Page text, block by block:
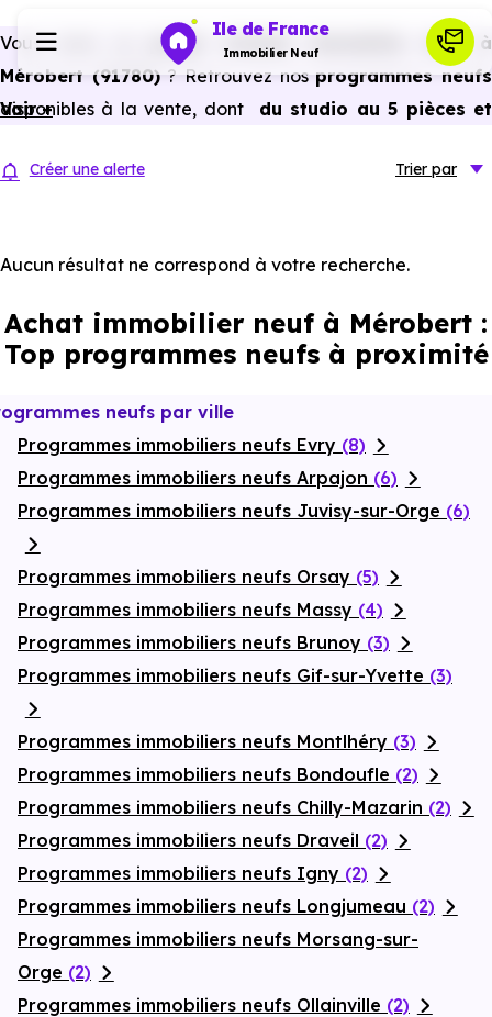
Ile de France
Immobilier Neuf
Investir
Actualités
Ressources
Financer
Vous avez un
projet d’achat immobilier neuf à
Mérobert (91780)? Retrouvez nos programmes neufs
disponibles à la vente, dont
du studio au 5 pièces et
avantages du neuf :PTZ, TVA réduitedans certains cas,
énergétiques, garanties constructeur, etc.
Voir +
Créer une alerte Trier par
Aucun résultat ne correspond à votre recherche.
Achat immobilier neuf à Mérobert :
Top programmes neufs à proximité
neufs par ville
Programmes immobiliers neufs Evry (8)
Programmes immobiliers neufs Arpajon (6)
Programmes immobiliers neufs Juvisy-sur-Orge (6)
Programmes immobiliers neufs Orsay (5)
Programmes immobiliers neufs Massy (4)
Programmes immobiliers neufs Brunoy (3)
Programmes immobiliers neufs Gif-sur-Yvette (3)
Programmes immobiliers neufs Montlhéry (3)
Programmes immobiliers neufs Bondoufle (2)
Programmes immobiliers neufs Chilly-Mazarin (2)
Programmes immobiliers neufs Draveil (2)
Programmes immobiliers neufs Igny (2)
Programmes immobiliers neufs Longjumeau (2)
Programmes immobiliers neufs Morsang-sur-
Orge (2)
Programmes immobiliers neufs Ollainville (2)